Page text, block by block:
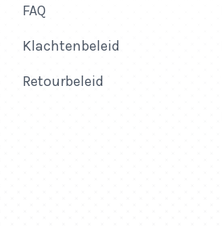
FAQ
Klachtenbeleid
Retourbeleid